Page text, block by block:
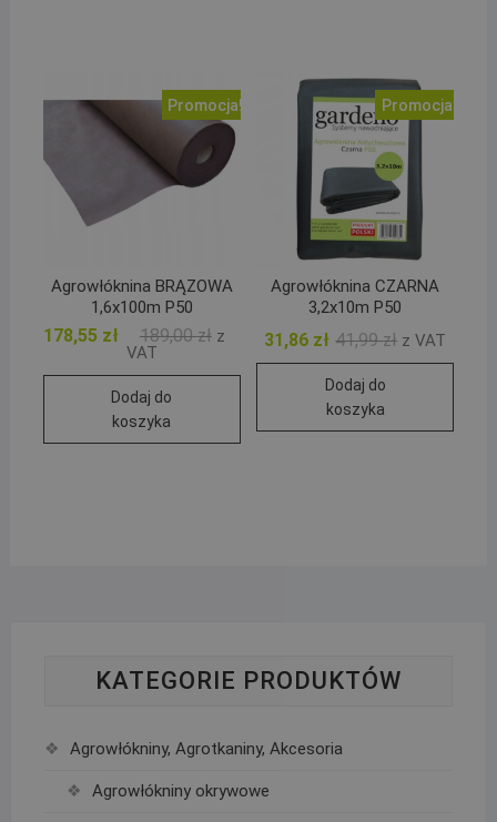
Promocja!
Agrowłóknina BRĄZOWA
1,6x100m P50
189,00zł Pierwotna
wynosiła:
178,55 zł
Aktualna
wynosi:
z
VAT
Dodaj do
koszyka
Promocja!
Agrowłóknina CZARNA
3,2x10m P50
41,99zł Pierwotna
31,86 zł
Aktualna
z VAT
Dodaj do
koszyka
KATEGORIE PRODUKTÓW
Agrowłókniny, Agrotkaniny, Akcesoria
Agrowłókniny okrywowe